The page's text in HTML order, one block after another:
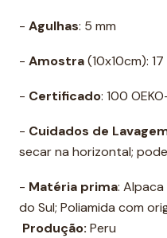
- Agulhas: 5 mm
- Amostra(10x10cm):
- Certificado: 100
- Cuidados de
secar na horizontal;
- Matéria prima:
do Sul; Poliamida com
Produção: Peru